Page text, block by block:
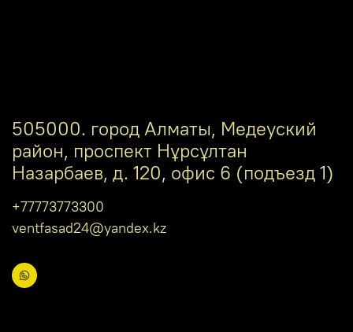
505000. город Алматы, Медеуский
район, проспект Нұрсұлтан
Назарбаев, д. 120, офис 6 (подъезд 1)
+77773773300
ventfasad24@yandex.kz